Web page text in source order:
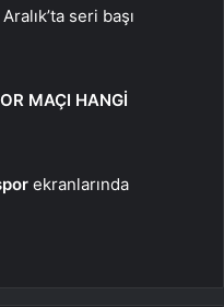
seri başı
MAÇI HANGİ
ekranlarında